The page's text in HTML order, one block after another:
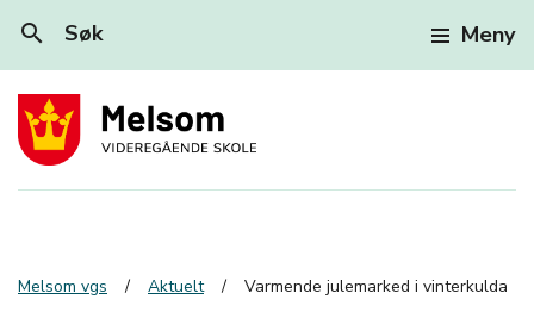
search Søk Meny
Melsom vgs Aktuelt Varmende julemarked i vinterkulda